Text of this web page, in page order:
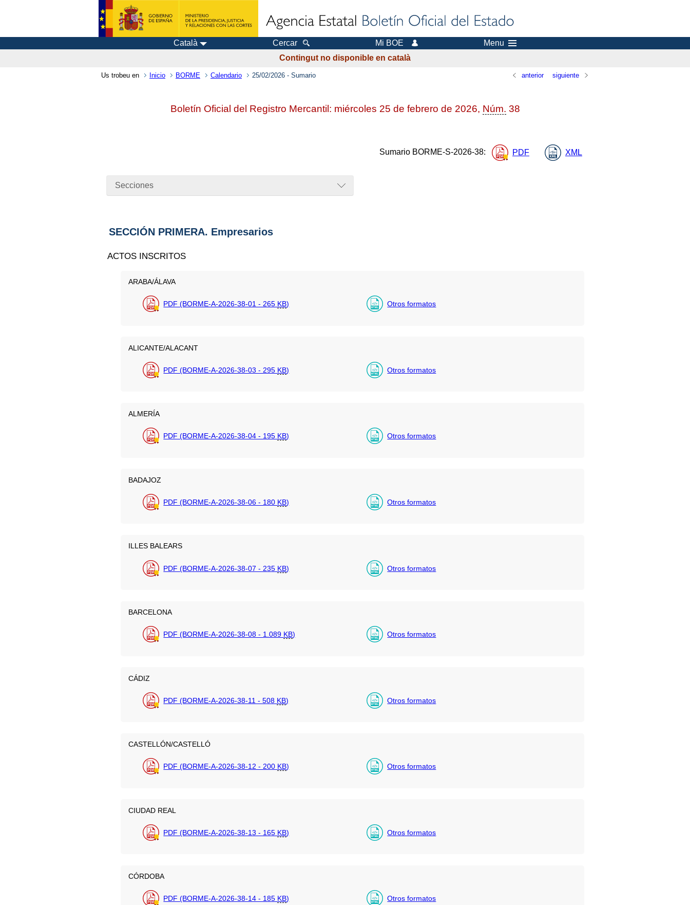
Català Cercar Mi BOE
Menu
Contingut no disponible en català
Us trobeu en Inicio BORME Calendario 25/02/2026 - Sumario anterior siguiente
Boletín Oficial del Registro Mercantil: miércoles 25 de febrero de 2026, Núm. 38
Sumario BORME-S-2026-38: PDF XML
Secciones
SECCIÓN PRIMERA. Empresarios
ACTOS INSCRITOS
ARABA/ÁLAVA
PDF (BORME-A-2026-38-01 - 265 KB) Otros formatos
ALICANTE/ALACANT
PDF (BORME-A-2026-38-03 - 295 KB) Otros formatos
ALMERÍA
PDF (BORME-A-2026-38-04 - 195 KB) Otros formatos
BADAJOZ
PDF (BORME-A-2026-38-06 - 180 KB) Otros formatos
ILLES BALEARS
PDF (BORME-A-2026-38-07 - 235 KB) Otros formatos
BARCELONA
PDF (BORME-A-2026-38-08 - 1.089 KB) Otros formatos
CÁDIZ
PDF (BORME-A-2026-38-11 - 508 KB) Otros formatos
CASTELLÓN/CASTELLÓ
PDF (BORME-A-2026-38-12 - 200 KB) Otros formatos
CIUDAD REAL
PDF (BORME-A-2026-38-13 - 165 KB) Otros formatos
CÓRDOBA
PDF (BORME-A-2026-38-14 - 185 KB) Otros formatos